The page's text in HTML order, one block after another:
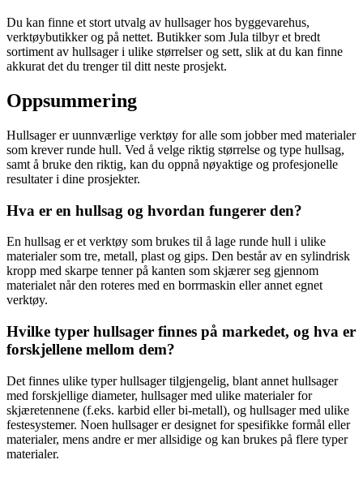
Du kan finne et stort utvalg av hullsager hos byggevarehus,
verktøybutikker og på nettet. Butikker som Jula tilbyr et bredt
sortiment av hullsager i ulike størrelser og sett, slik at du kan finne
akkurat det du trenger til ditt neste prosjekt.
Oppsummering
Hullsager er uunnværlige verktøy for alle som jobber med materialer
som krever runde hull. Ved å velge riktig størrelse og type hullsag,
samt å bruke den riktig, kan du oppnå nøyaktige og profesjonelle
resultater i dine prosjekter.
Hva er en hullsag og hvordan fungerer den?
En hullsag er et verktøy som brukes til å lage runde hull i ulike
materialer som tre, metall, plast og gips. Den består av en sylindrisk
kropp med skarpe tenner på kanten som skjærer seg gjennom
materialet når den roteres med en borrmaskin eller annet egnet
verktøy.
Hvilke typer hullsager finnes på markedet, og hva er
forskjellene mellom dem?
Det finnes ulike typer hullsager tilgjengelig, blant annet hullsager
med forskjellige diameter, hullsager med ulike materialer for
skjæretennene (f.eks. karbid eller bi-metall), og hullsager med ulike
festesystemer. Noen hullsager er designet for spesifikke formål eller
materialer, mens andre er mer allsidige og kan brukes på flere typer
materialer.